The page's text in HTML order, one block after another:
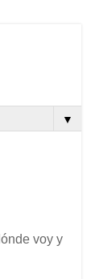
▼
voy y